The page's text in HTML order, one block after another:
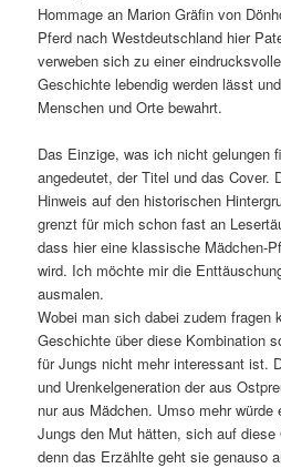
Hommage an Marion Gräfin von
Pferd nach Westdeutschland hier
verweben sich zu einer
Geschichte lebendig werden lässt
Menschen und Orte bewahrt.
Das Einzige, was ich nicht gelungen
angedeutet, der Titel und das Cover.
Hinweis auf den historischen
grenzt für mich schon fast an
dass hier eine klassische Mädchen-
wird. Ich möchte mir die
ausmalen.
Wobei man sich dabei zudem fragen
Geschichte über diese Kombination
für Jungs nicht mehr interessant ist.
und Urenkelgeneration der aus
nur aus Mädchen. Umso mehr
Jungs den Mut hätten, sich auf
denn das Erzählte geht sie genauso